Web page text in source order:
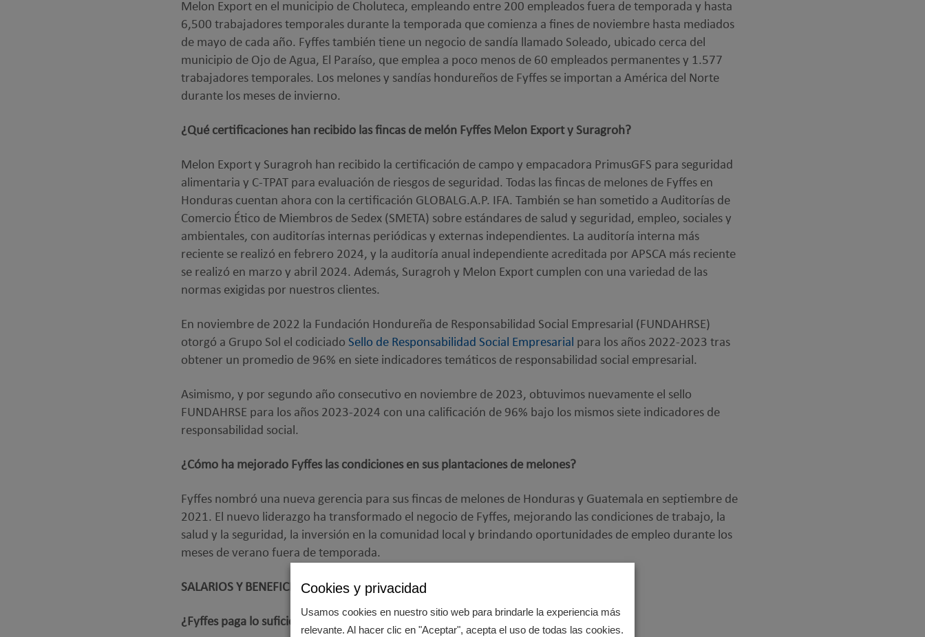
Melon Export en el municipio de Choluteca, empleando entre 200 empleados fuera de temporada y hasta
6,500 trabajadores temporales durante la temporada que comienza a fines de noviembre hasta mediados
de mayo de cada año. Fyffes también tiene un negocio de sandía llamado Soleado, ubicado cerca del
municipio de Ojo de Agua, El Paraíso, que emplea a poco menos de 60 empleados permanentes y 1.577
trabajadores temporales. Los melones y sandías hondureños de Fyffes se importan a América del Norte
durante los meses de invierno.
¿Qué certificaciones han recibido las fincas de melón Fyffes Melon Export y Suragroh?
Melon Export y Suragroh han recibido la certificación de campo y empacadora PrimusGFS para seguridad
alimentaria y C-TPAT para evaluación de riesgos de seguridad. Todas las fincas de melones de Fyffes en
Honduras cuentan ahora con la certificación GLOBALG.A.P. IFA. También se han sometido a Auditorías de
Comercio Ético de Miembros de Sedex (SMETA) sobre estándares de salud y seguridad, empleo, sociales y
ambientales, con auditorías internas periódicas y externas independientes. La auditoría interna más
reciente se realizó en febrero 2024, y la auditoría anual independiente acreditada por APSCA más reciente
se realizó en marzo y abril 2024. Además, Suragroh y Melon Export cumplen con una variedad de las
normas exigidas por nuestros clientes.
En noviembre de 2022 la Fundación Hondureña de Responsabilidad Social Empresarial (FUNDAHRSE)
otorgó a Grupo Sol el codiciado Sello de Responsabilidad Social Empresarial para los años 2022-2023 tras
obtener un promedio de 96% en siete indicadores temáticos de responsabilidad social empresarial.
Asimismo, y por segundo año consecutivo en noviembre de 2023, obtuvimos nuevamente el sello
FUNDAHRSE para los años 2023-2024 con una calificación de 96% bajo los mismos siete indicadores de
responsabilidad social.
¿Cómo ha mejorado Fyffes las condiciones en sus plantaciones de melones?
Fyffes nombró una nueva gerencia para sus fincas de melones de Honduras y Guatemala en septiembre de
2021. El nuevo liderazgo ha transformado el negocio de Fyffes, mejorando las condiciones de trabajo, la
salud y la seguridad, la inversión en la comunidad local y brindando oportunidades de empleo durante los
meses de verano fuera de temporada.
SALARIOS Y BENEFICIOS
¿Fyffes paga lo suficiente a los trabajadores?
Cookies y privacidad
Usamos cookies en nuestro sitio web para brindarle la experiencia más
relevante. Al hacer clic en "Aceptar", acepta el uso de todas las cookies.